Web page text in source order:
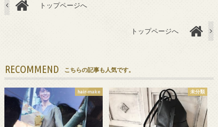
トップページへ
トップページへ
RECOMMEND こちらの記事も人気です。
hair-make 未分類